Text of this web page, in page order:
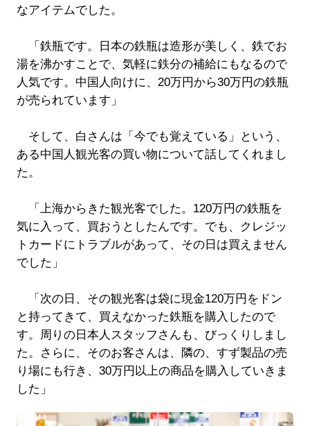
なアイテムでした。
「鉄瓶です。日本の鉄瓶は造形が美しく、鉄でお
湯を沸かすことで、気軽に鉄分の補給にもなるので
人気です。中国人向けに、20万円から30万円の鉄瓶
が売られています」
そして、白さんは「今でも覚えている」という、
ある中国人観光客の買い物について話してくれまし
た。
「上海からきた観光客でした。120万円の鉄瓶を
気に入って、買おうとしたんです。でも、クレジッ
トカードにトラブルがあって、その日は買えません
でした」
「次の日、その観光客は袋に現金120万円をドン
と持ってきて、買えなかった鉄瓶を購入したので
す。周りの日本人スタッフさんも、びっくりしまし
た。さらに、そのお客さんは、隣の、すず製品の売
り場にも行き、30万円以上の商品を購入していきま
した」